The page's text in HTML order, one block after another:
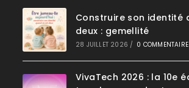
Construire son identité
deux : gemellité
28 JUILLET 2026 / 0 COMMENTAIRE
VivaTech 2026 : la 10e